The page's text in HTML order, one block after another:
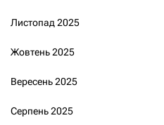
Листопад 2025
Жовтень 2025
Вересень 2025
Серпень 2025